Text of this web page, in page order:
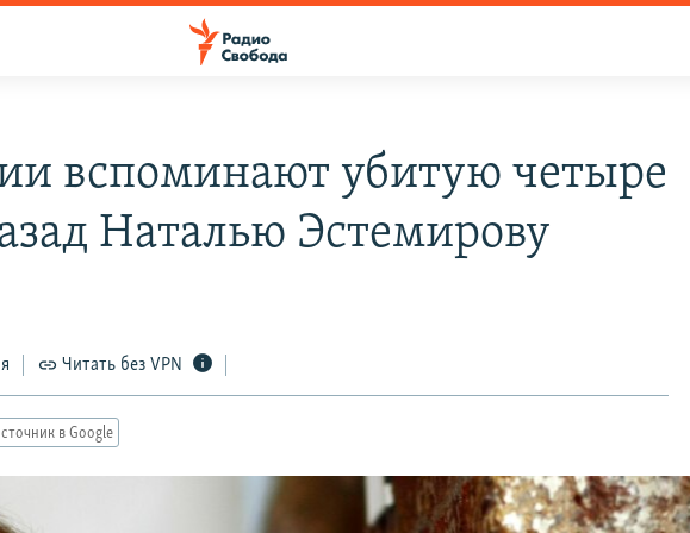
вспоминают убитую четыре
Наталью Эстемирову
Читать без VPN
в Google